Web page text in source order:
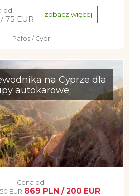
od:
/ 75 EUR zobacz więcej
Pafos / Cypr
na Cyprze dla
autokarowej
Cena od:
EUR 869 PLN / 200 EUR